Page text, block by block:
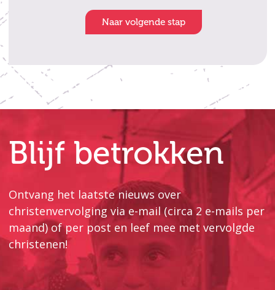
Naar volgende stap
Blijf betrokken
Ontvang het laatste nieuws over
christenvervolging via e-mail (circa 2 e-mails per
maand) of per post en leef mee met vervolgde
christenen!